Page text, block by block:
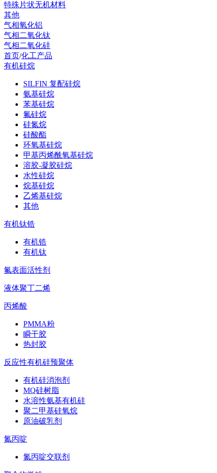
特殊片状无机材料
其他
气相氧化铝
气相二氧化钛
气相二氧化硅
首页/化工产品
有机硅烷
SILFIN 复配硅烷
氨基硅烷
苯基硅烷
氟硅烷
硅氮烷
硅酸酯
环氧基硅烷
甲基丙烯酰氧基硅烷
溶胶-凝胶硅烷
水性硅烷
烷基硅烷
乙烯基硅烷
其他
有机钛锆
有机锆
有机钛
氟表面活性剂
液体聚丁二烯
丙烯酸
PMMA粉
瞬干胶
热封胶
反应性有机硅预聚体
有机硅消泡剂
MQ硅树脂
水溶性氨基有机硅
聚二甲基硅氧烷
原油破乳剂
氮丙啶
氮丙啶交联剂